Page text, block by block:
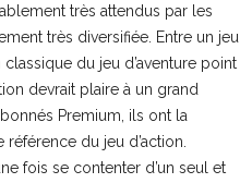
très attendus par les
très diversifiée. Entre un jeu
classique du jeu d’aventure point
devrait plaire à un grand
Premium, ils ont la
du jeu d’action.
fois se contenter d’un seul et